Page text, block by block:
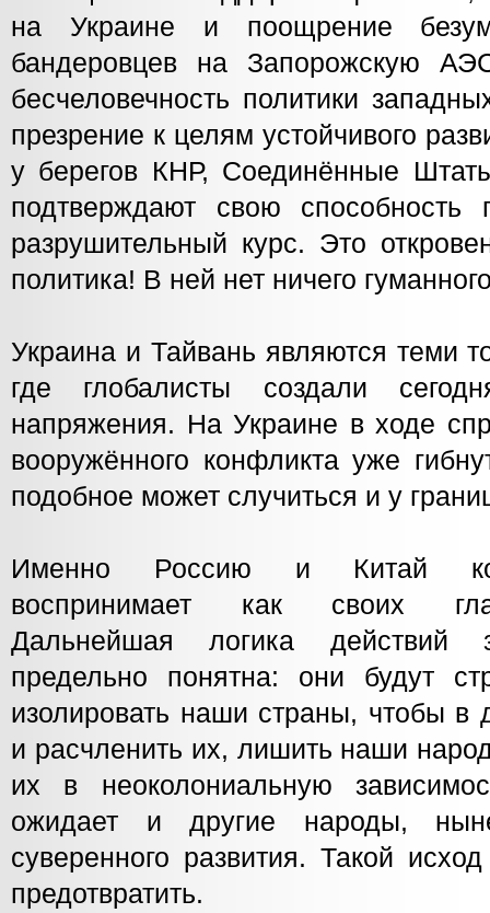
на Украине и поощрение
бандеровцев на Запорожскую
бесчеловечность политики
презрение к целям устойчивого
у берегов КНР, Соединённые
подтверждают свою способность
разрушительный курс. Это
политика! В ней нет ничего
Украина и Тайвань являются теми
где глобалисты создали
напряжения. На Украине в ходе
вооружённого конфликта уже
подобное может случиться и у
Именно Россию и Китай
воспринимает как своих
Дальнейшая логика действий
предельно понятна: они будут
изолировать наши страны, чтобы в
и расчленить их, лишить наши
их в неоколониальную
ожидает и другие народы,
суверенного развития. Такой
предотвратить.